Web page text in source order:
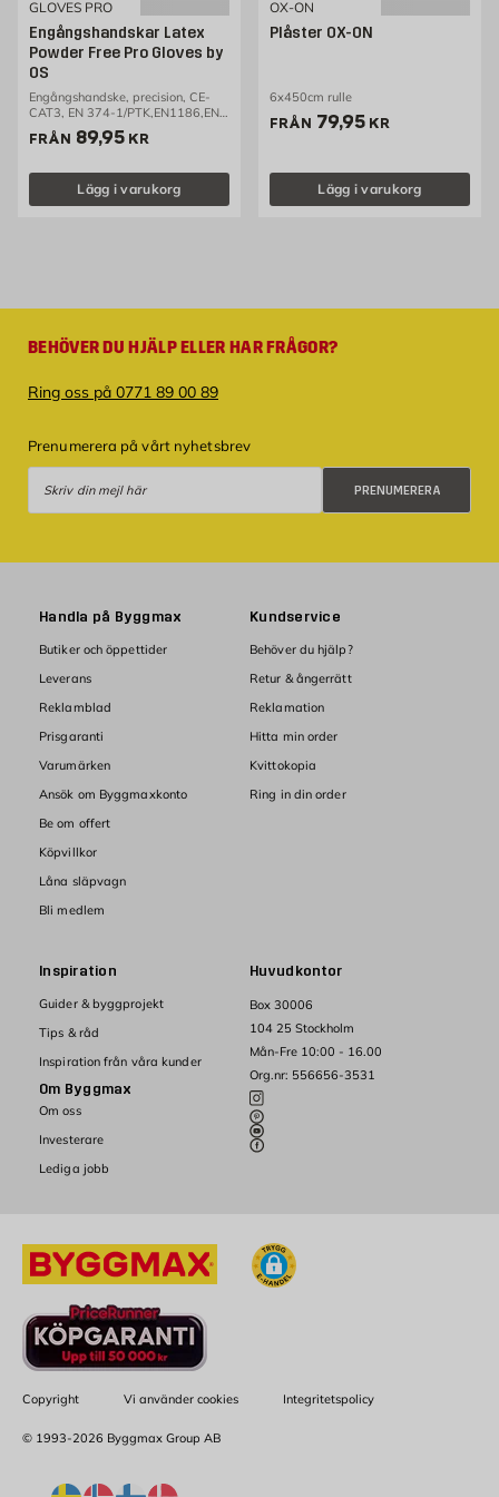
GLOVES PRO
Engångshandskar Latex
Powder Free Pro Gloves by
OS
Engångshandske, precision, CE-
CAT3, EN 374-1/PTK,EN1186,EN-
21420,
FRÅN Pris 89.95 kr
89,95 KR
Lägg i varukorg
OX-ON
Plåster OX-ON
6x450cm rulle
FRÅN Pris 79.95 kr
79,95 KR
Lägg i varukorg
BEHÖVER DU HJÄLP ELLER HAR FRÅGOR?
Ring oss på 0771 89 00 89
Prenumerera på vårt nyhetsbrev
PRENUMERERA
Huvudkontor
Box 30006
104 25 Stockholm
Mån-Fre 10:00 - 16.00
Org.nr: 556656-3531
Handla på Byggmax
Butiker och öppettider
Leverans
Reklamblad
Prisgaranti
Varumärken
Ansök om Byggmaxkonto
Be om offert
Köpvillkor
Låna släpvagn
Bli medlem
Kundservice
Behöver du hjälp?
Retur & ångerrätt
Reklamation
Hitta min order
Kvittokopia
Ring in din order
Inspiration
Guider & byggprojekt
Tips & råd
Inspiration från våra kunder
Om Byggmax
Om oss
Investerare
Lediga jobb
Copyright Vi använder cookies Integritetspolicy
© 1993-2026 Byggmax Group AB